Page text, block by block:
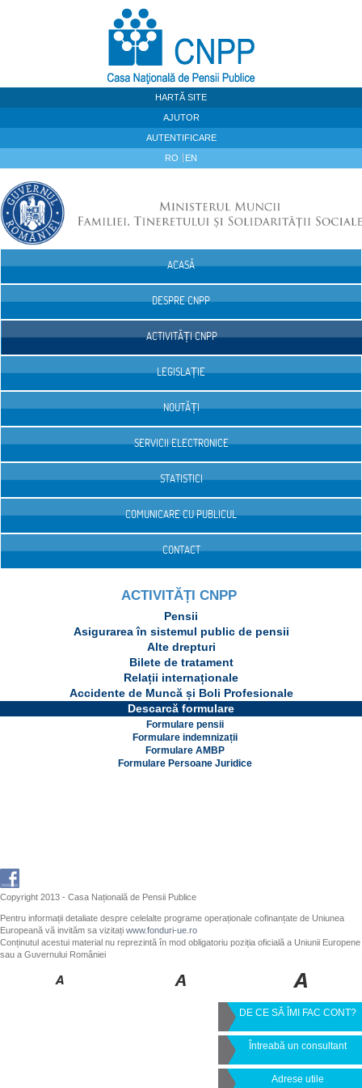
HARTĂ SITE
AJUTOR
AUTENTIFICARE
RO EN
ACASĂ
DESPRE CNPP
ACTIVITĂȚI CNPP
LEGISLAȚIE
NOUTĂȚI
SERVICII ELECTRONICE
STATISTICI
COMUNICARE CU PUBLICUL
CONTACT
ACTIVITĂȚI CNPP
Pensii
Asigurarea în sistemul public de pensii
Alte drepturi
Bilete de tratament
Relații internaționale
Accidente de Muncă și Boli Profesionale
Descarcă formulare
Formulare pensii
Formulare indemnizații
Formulare AMBP
Formulare Persoane Juridice
Copyright 2013 - Casa Națională de Pensii Publice
Pentru informații detaliate despre celelalte programe operaționale cofinanțate de Uniunea
Europeană vă invităm sa vizitați www.fonduri-ue.ro
Conținutul acestui material nu reprezintă în mod obligatoriu poziția oficială a Uniunii Europene
sau a Guvernului României
DE CE SĂ ÎMI FAC CONT?
Întreabă un consultant
Adrese utile